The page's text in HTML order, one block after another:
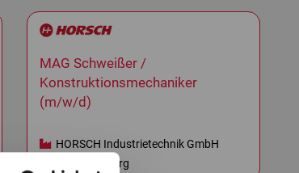
MAG Schweißer /
Konstruktionsmechaniker
(m/w/d)
HORSCH Industrietechnik GmbH
HIT Ronneburg